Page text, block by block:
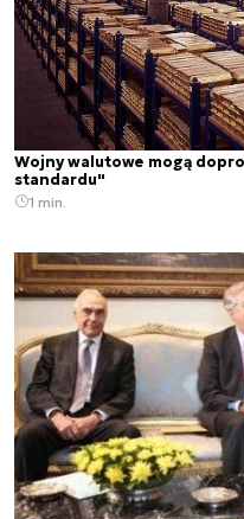
Wojny walutowe mogą
standardu"
1 min.